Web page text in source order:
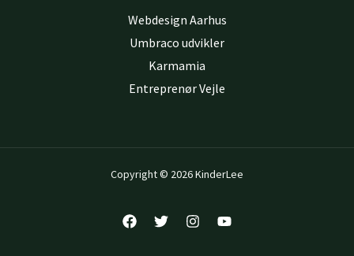
Webdesign Aarhus
Umbraco udvikler
Karmamia
Entreprenør Vejle
Copyright © 2026 KinderLee